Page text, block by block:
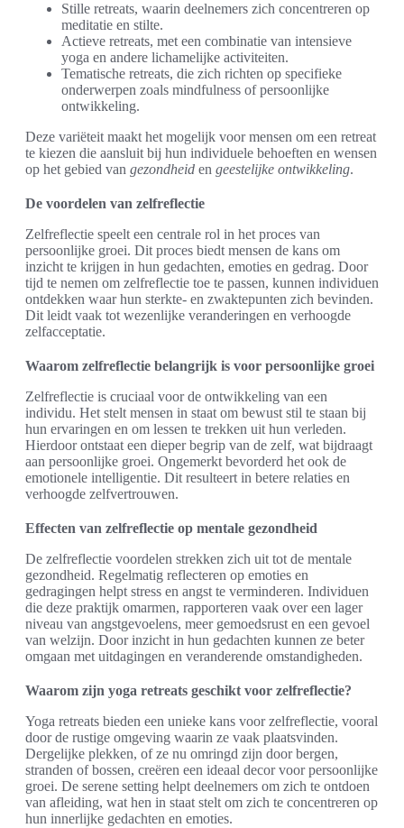
Stille retreats, waarin deelnemers zich concentreren op
meditatie en stilte.
Actieve retreats, met een combinatie van intensieve
yoga en andere lichamelijke activiteiten.
Tematische retreats, die zich richten op specifieke
onderwerpen zoals mindfulness of persoonlijke
ontwikkeling.
Deze variëteit maakt het mogelijk voor mensen om een retreat
te kiezen die aansluit bij hun individuele behoeften en wensen
op het gebied van gezondheid en geestelijke ontwikkeling.
De voordelen van zelfreflectie
Zelfreflectie speelt een centrale rol in het proces van
persoonlijke groei. Dit proces biedt mensen de kans om
inzicht te krijgen in hun gedachten, emoties en gedrag. Door
tijd te nemen om zelfreflectie toe te passen, kunnen individuen
ontdekken waar hun sterkte- en zwaktepunten zich bevinden.
Dit leidt vaak tot wezenlijke veranderingen en verhoogde
zelfacceptatie.
Waarom zelfreflectie belangrijk is voor persoonlijke groei
Zelfreflectie is cruciaal voor de ontwikkeling van een
individu. Het stelt mensen in staat om bewust stil te staan bij
hun ervaringen en om lessen te trekken uit hun verleden.
Hierdoor ontstaat een dieper begrip van de zelf, wat bijdraagt
aan persoonlijke groei. Ongemerkt bevorderd het ook de
emotionele intelligentie. Dit resulteert in betere relaties en
verhoogde zelfvertrouwen.
Effecten van zelfreflectie op mentale gezondheid
De zelfreflectie voordelen strekken zich uit tot de mentale
gezondheid. Regelmatig reflecteren op emoties en
gedragingen helpt stress en angst te verminderen. Individuen
die deze praktijk omarmen, rapporteren vaak over een lager
niveau van angstgevoelens, meer gemoedsrust en een gevoel
van welzijn. Door inzicht in hun gedachten kunnen ze beter
omgaan met uitdagingen en veranderende omstandigheden.
Waarom zijn yoga retreats geschikt voor zelfreflectie?
Yoga retreats bieden een unieke kans voor zelfreflectie, vooral
door de rustige omgeving waarin ze vaak plaatsvinden.
Dergelijke plekken, of ze nu omringd zijn door bergen,
stranden of bossen, creëren een ideaal decor voor persoonlijke
groei. De serene setting helpt deelnemers om zich te ontdoen
van afleiding, wat hen in staat stelt om zich te concentreren op
hun innerlijke gedachten en emoties.